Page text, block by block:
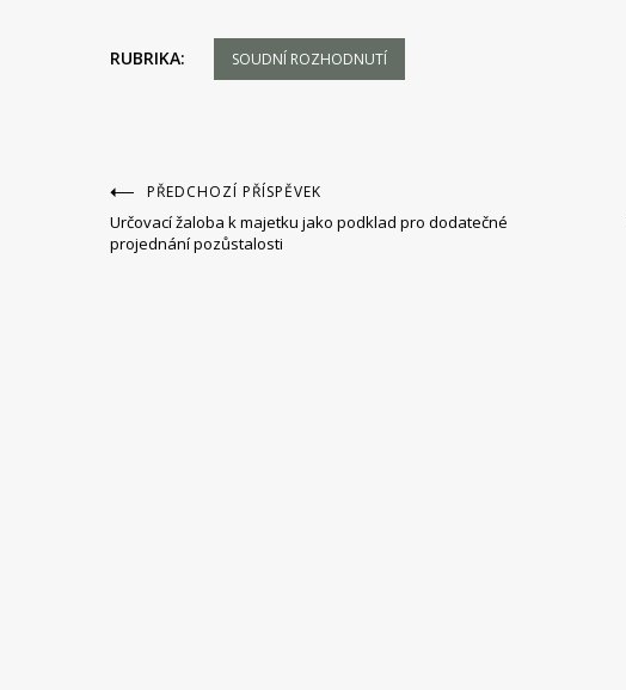
RUBRIKA: SOUDNÍ ROZHODNUTÍ
Navigace
pro
příspěvek
PŘEDCHOZÍ PŘÍSPĚVEK
Určovací žaloba k majetku jako podklad pro dodatečné
projednání pozůstalosti